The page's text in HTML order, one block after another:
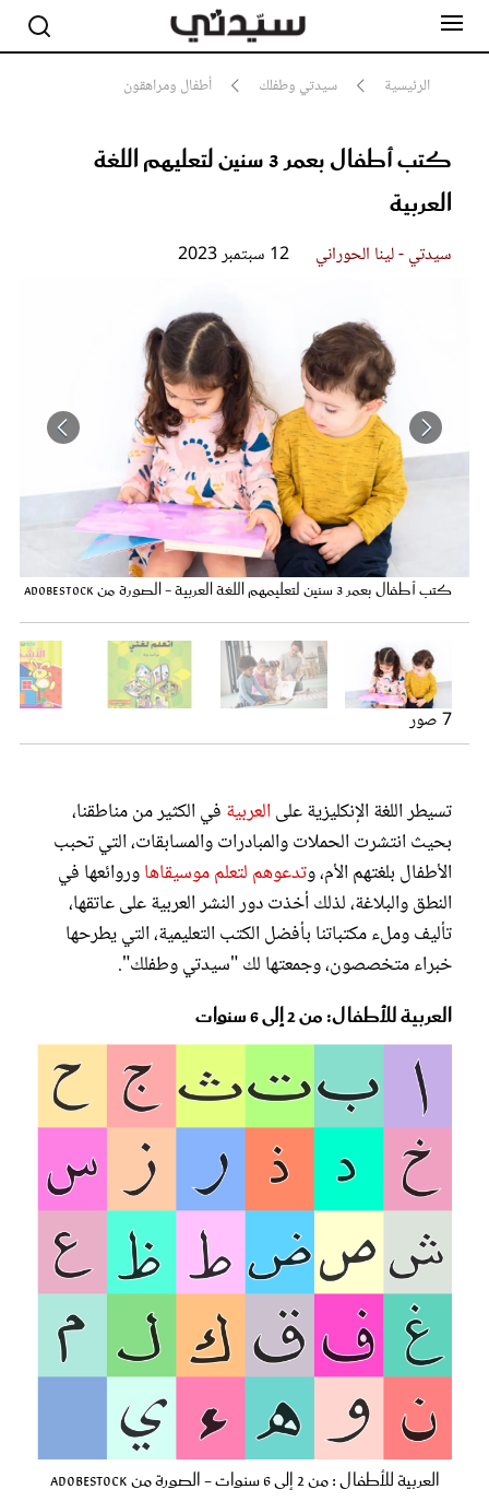
الرئيسية سيدتي وطفلك أطفال ومراهقون
كتب أطفال بعمر 3 سنين لتعليهم اللغة
العربية
سيدتي - لينا الحوراني 12 سبتمبر 2023
كتب أطفال بعمر 3 سنين لتعليمهم اللغة العربية - الصورة من Adobestock
مكتبتي الأولى - الصورة من Adobestock
أتعلم لغتي مع أحمد ولينا- الصورة من شركة الإبداع الفكري
الكتاب العربي الأول عن الأشكال - الصورة لدار الكتب العجيبة
الأبجدية - الصورة من Adobestock
العربية للأطفال : من 2 إلى 6 سنوات
كتاب أول 100 كلمة عربية - الصورة من دار كوكب نور
7 صور
تسيطر اللغة الإنكليزية على العربية في الكثير من مناطقنا،
بحيث انتشرت الحملات والمبادرات والمسابقات، التي تحبب
الأطفال بلغتهم الأم، وتدعوهم لتعلم موسيقاهاوروائعها في
النطق والبلاغة، لذلك أخذت دور النشر العربية على عاتقها،
تأليف وملء مكتباتنا بأفضل الكتب التعليمية، التي يطرحها
خبراء متخصصون، وجمعتها لك "سيدتي وطفلك".
العربية للأطفال: من 2 إلى 6 سنوات
العربية للأطفال : من 2 إلى 6 سنوات - الصورة من Adobestock
مشاهير
جمال
سيدتي وطفلك
مطبخ سيدتي
مقالات الرأي
ستايل
عروس سيدتي
مجلة سيدتي
غلاف رفمي